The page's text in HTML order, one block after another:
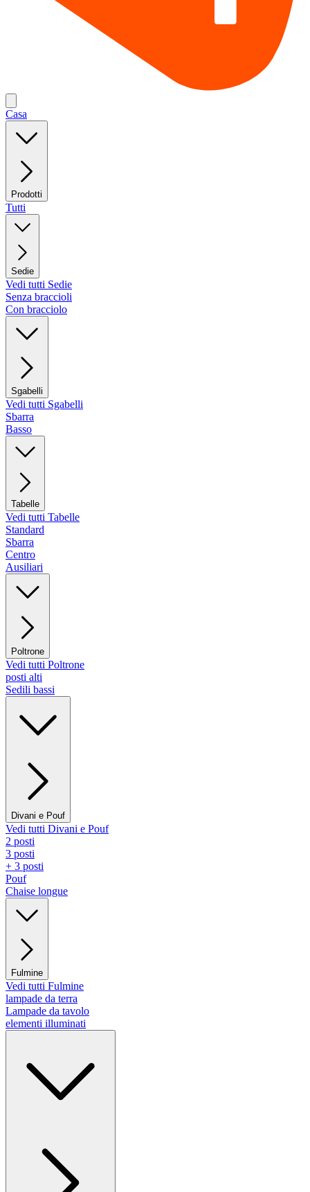
Casa
Prodotti
Tutti
Sedie
Vedi tutti Sedie
Senza braccioli
Con bracciolo
Sgabelli
Vedi tutti Sgabelli
Sbarra
Basso
Tabelle
Vedi tutti Tabelle
Standard
Sbarra
Centro
Ausiliari
Poltrone
Vedi tutti Poltrone
posti alti
Sedili bassi
Divani e Pouf
Vedi tutti Divani e Pouf
2 posti
3 posti
+ 3 posti
Pouf
Chaise longue
Fulmine
Vedi tutti Fulmine
lampade da terra
Lampade da tavolo
elementi illuminati